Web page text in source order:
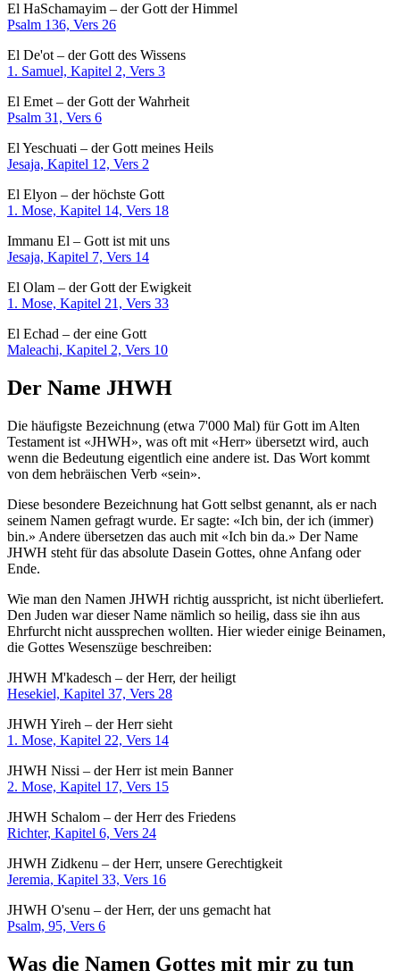
El HaSchamayim – der Gott der Himmel
Psalm 136, Vers 26
El De'ot – der Gott des Wissens
1. Samuel, Kapitel 2, Vers 3
El Emet – der Gott der Wahrheit
Psalm 31, Vers 6
El Yeschuati – der Gott meines Heils
Jesaja, Kapitel 12, Vers 2
El Elyon – der höchste Gott
1. Mose, Kapitel 14, Vers 18
Immanu El – Gott ist mit uns
Jesaja, Kapitel 7, Vers 14
El Olam – der Gott der Ewigkeit
1. Mose, Kapitel 21, Vers 33
El Echad – der eine Gott
Maleachi, Kapitel 2, Vers 10
Der Name JHWH
Die häufigste Bezeichnung (etwa 7'000 Mal) für Gott im Alten
Testament ist «JHWH», was oft mit «Herr» übersetzt wird, auch
wenn die Bedeutung eigentlich eine andere ist. Das Wort kommt
von dem hebräischen Verb «sein».
Diese besondere Bezeichnung hat Gott selbst genannt, als er nach
seinem Namen gefragt wurde. Er sagte: «Ich bin, der ich (immer)
bin.» Andere übersetzen das auch mit «Ich bin da.» Der Name
JHWH steht für das absolute Dasein Gottes, ohne Anfang oder
Ende.
Wie man den Namen JHWH richtig ausspricht, ist nicht überliefert.
Den Juden war dieser Name nämlich so heilig, dass sie ihn aus
Ehrfurcht nicht aussprechen wollten. Hier wieder einige Beinamen,
die Gottes Wesenszüge beschreiben:
JHWH M'kadesch – der Herr, der heiligt
Hesekiel, Kapitel 37, Vers 28
JHWH Yireh – der Herr sieht
1. Mose, Kapitel 22, Vers 14
JHWH Nissi – der Herr ist mein Banner
2. Mose, Kapitel 17, Vers 15
JHWH Schalom – der Herr des Friedens
Richter, Kapitel 6, Vers 24
JHWH Zidkenu – der Herr, unsere Gerechtigkeit
Jeremia, Kapitel 33, Vers 16
JHWH O'senu – der Herr, der uns gemacht hat
Psalm, 95, Vers 6
Was die Namen Gottes mit mir zu tun